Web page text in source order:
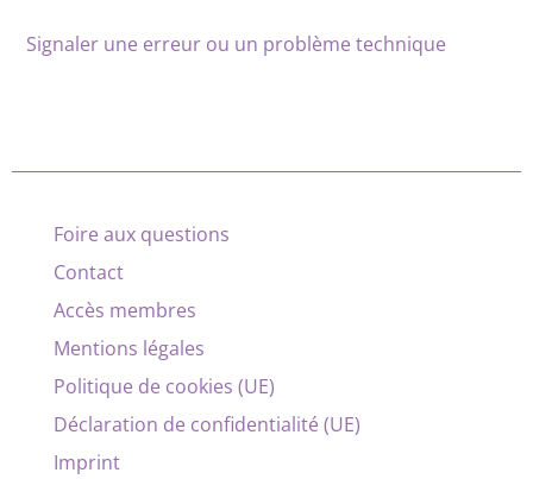
Signaler une erreur ou un problème technique
Foire aux questions
Contact
Accès membres
Mentions légales
Politique de cookies (UE)
Déclaration de confidentialité (UE)
Imprint